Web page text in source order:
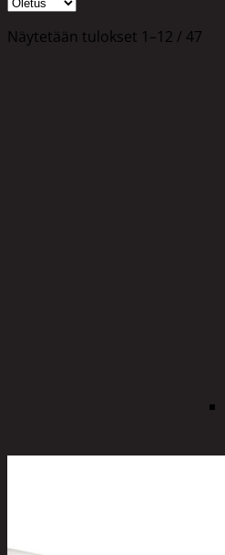
Näytetään tulokset 1–12 / 47